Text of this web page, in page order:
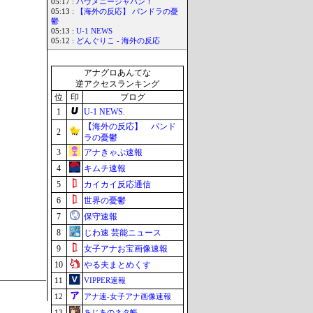
05:17 : ハウメニージャパン！
05:13 :
【海外の反応】 パンドラの憂
鬱
05:13 : U-1 NEWS
05:12 : どんぐりこ - 海外の反応
アナグロあんてな
逆アクセスランキング
位
印
ブログ
1
U-1 NEWS.
2
【海外の反応】 パンド
ラの憂鬱
3
アナきゃぷ速報
4
キムチ速報
5
カイカイ反応通信
6
世界の憂鬱
7
保守速報
8
じわ速 芸能ニュース
9
女子アナお宝画像速報
10
やる夫まとめくす
11
VIPPER速報
12
アナ速‐女子アナ画像速報